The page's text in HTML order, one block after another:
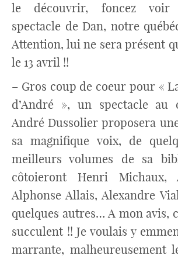
le découvrir, foncez voir
spectacle de Dan, notre
Attention, lui ne sera présent
le 13 avril !!
– Gros coup de coeur pour «
d’André », un spectacle au
André Dussolier proposera
sa magnifique voix, de
meilleurs volumes de sa
côtoieront Henri Michaux,
Alphonse Allais, Alexandre
quelques autres… A mon avis,
succulent !! Je voulais y
marrante, malheureusement